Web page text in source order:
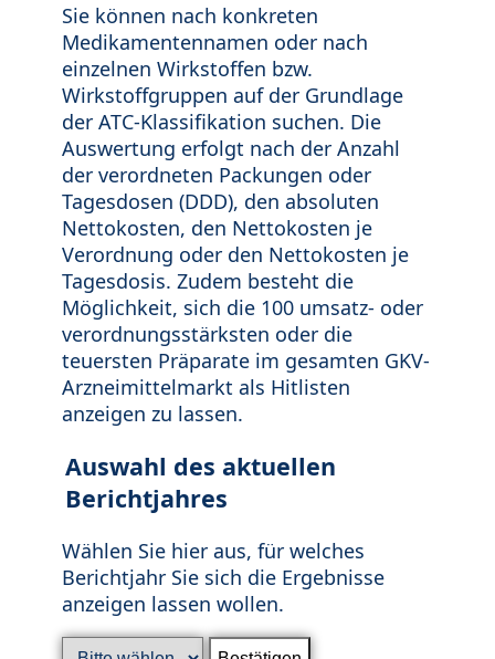
Sie können nach konkreten
Medikamentennamen oder nach
einzelnen Wirkstoffen bzw.
Wirkstoffgruppen auf der Grundlage
der ATC-Klassifikation suchen. Die
Auswertung erfolgt nach der Anzahl
der verordneten Packungen oder
Tagesdosen (DDD), den absoluten
Nettokosten, den Nettokosten je
Verordnung oder den Nettokosten je
Tagesdosis. Zudem besteht die
Möglichkeit, sich die 100 umsatz- oder
verordnungsstärksten oder die
teuersten Präparate im gesamten GKV-
Arzneimittelmarkt als Hitlisten
anzeigen zu lassen.
Auswahl des aktuellen
Berichtjahres
Wählen Sie hier aus, für welches
Berichtjahr Sie sich die Ergebnisse
anzeigen lassen wollen.